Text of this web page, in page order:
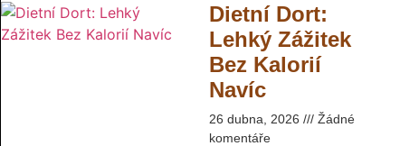
Dietní Dort:
Lehký Zážitek
Bez Kalorií
Navíc
26 dubna, 2026
Žádné
komentáře